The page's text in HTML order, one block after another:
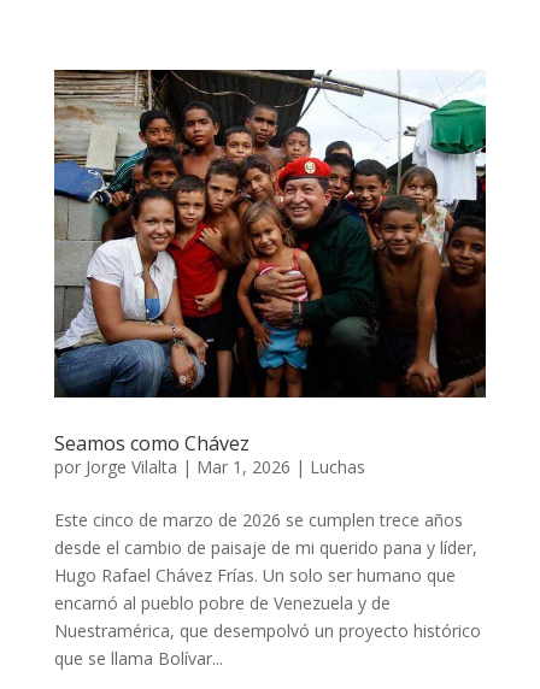
Seamos como Chávez
por Jorge Vilalta | Mar 1, 2026 | Luchas
Este cinco de marzo de 2026 se cumplen trece años
desde el cambio de paisaje de mi querido pana y líder,
Hugo Rafael Chávez Frías. Un solo ser humano que
encarnó al pueblo pobre de Venezuela y de
Nuestramérica, que desempolvó un proyecto histórico
que se llama Bolívar...